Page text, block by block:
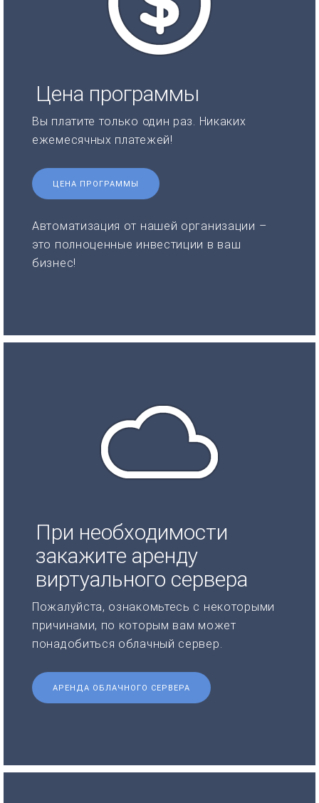
Цена программы
Вы платите только один раз. Никаких
ежемесячных платежей!
ЦЕНА ПРОГРАММЫ
Автоматизация от нашей организации –
это полноценные инвестиции в ваш
бизнес!
При необходимости
закажите аренду
виртуального сервера
Пожалуйста, ознакомьтесь с некоторыми
причинами, по которым вам может
понадобиться облачный сервер.
АРЕНДА ОБЛАЧНОГО СЕРВЕРА